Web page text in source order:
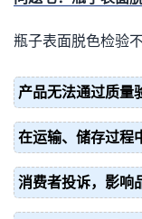
瓶子表面脱色检验
产品无法通过质量
在运输、储存过程
消费者投诉，影响